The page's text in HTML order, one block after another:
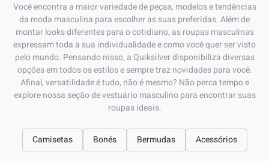
Você encontra a maior variedade de peças, modelos e tendências
da moda masculina para escolher as suas preferidas. Além de
montar looks diferentes para o cotidiano, as roupas masculinas
expressam toda a sua individualidade e como você quer ser visto
pelo mundo. Pensando nisso, a Quiksilver disponibiliza diversas
opções em todos os estilos e sempre traz novidades para você.
Afinal, versatilidade é tudo, não é mesmo? Não perca tempo e
explore nossa seção de vestuário masculino para encontrar suas
roupas ideais.
Camisetas Bonés Bermudas Acessórios